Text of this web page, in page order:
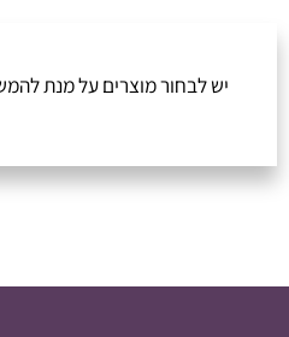
יש לבחור מוצרים על מנת